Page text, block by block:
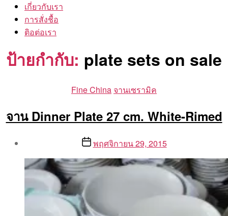
เกี่ยวกับเรา
การสั่งชื้อ
ติอต่อเรา
ป้ายกำกับ: plate sets on sale
Categories
Fine China จานเซรามิค
จาน Dinner Plate 27 cm. White-Rimed
By
Aea
Postพฤศจิกายน 29, 2015